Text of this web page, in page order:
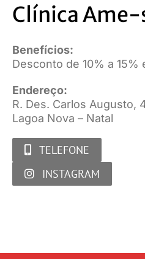
Clínica Ame-
Benefícios:
Desconto de 10% a 15%
Endereço:
R. Des. Carlos Augusto,
Lagoa Nova – Natal
TELEFONE
INSTAGRAM